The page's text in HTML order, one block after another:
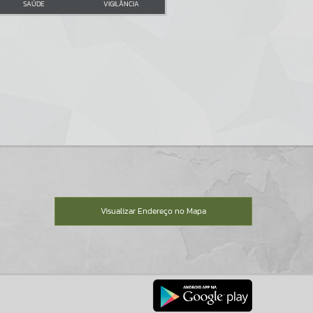
SAÚDE VIGILÂNCIA
Visualizar Endereço no Mapa